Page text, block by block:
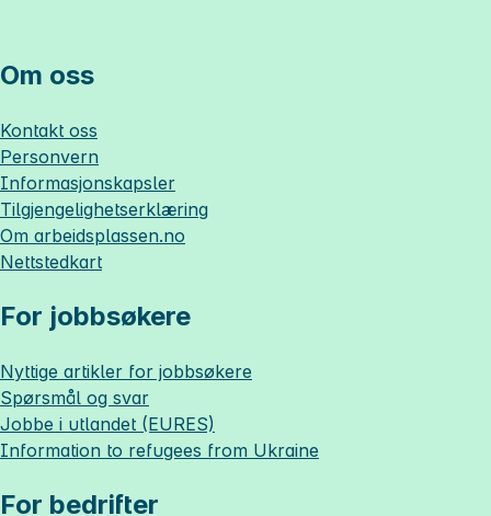
Om oss
Kontakt oss
Personvern
Informasjonskapsler
Tilgjengelighetserklæring
Om arbeidsplassen.no
Nettstedkart
For jobbsøkere
Nyttige artikler for jobbsøkere
Spørsmål og svar
Jobbe i utlandet (EURES)
Information to refugees from Ukraine
For bedrifter